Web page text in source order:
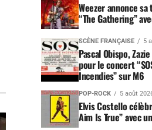
Weezer annonce
“The Gathering”
SCÈNE FRANÇAISE 5
Pascal Obispo,
pour le concert
Incendies” sur M6
POP-ROCK 5 août
Elvis Costello
Aim Is True” avec